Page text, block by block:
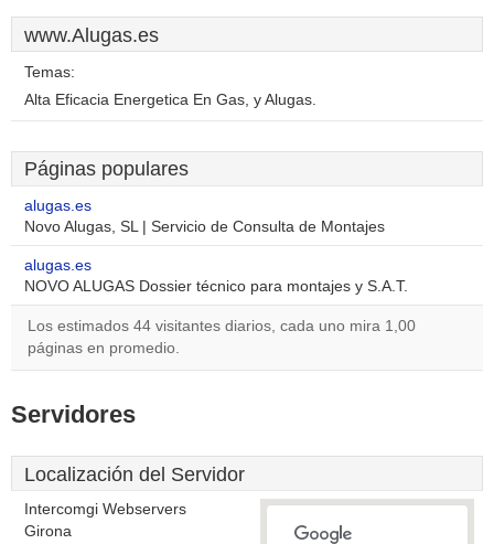
www.Alugas.es
Temas:
Alta Eficacia Energetica En Gas, y Alugas.
Páginas populares
alugas.es
Novo Alugas, SL | Servicio de Consulta de Montajes
alugas.es
NOVO ALUGAS Dossier técnico para montajes y S.A.T.
Los estimados 44 visitantes diarios, cada uno mira 1,00
páginas en promedio.
Servidores
Localización del Servidor
Intercomgi Webservers
Girona